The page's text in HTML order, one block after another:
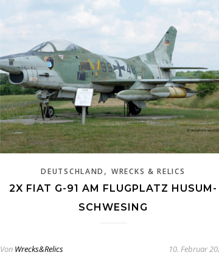
DEUTSCHLAND ,WRECKS & RELICS
2X FIAT G-91 AM FLUGPLATZ HUSUM-
SCHWESING
Von Wrecks&Relics 10. Februar